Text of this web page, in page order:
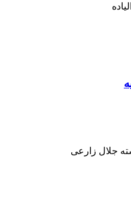
جلال زارعی